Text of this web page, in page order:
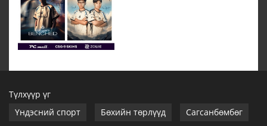
Түлхүүр үг
Үндэсний спорт
Бөхийн төрлүүд Сагсанбөмбөг